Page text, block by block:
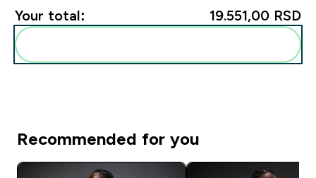
Your total: 19.551,00 RSD‎
Recommended for you